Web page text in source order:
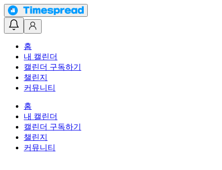
홈
내 캘린더
캘린더 구독하기
챌린지
커뮤니티
홈
내 캘린더
캘린더 구독하기
챌린지
커뮤니티